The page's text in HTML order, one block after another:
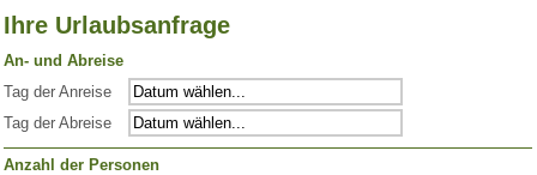
Ihre Urlaubsanfrage
An- und Abreise
Tag der Anreise
Tag der Abreise
Anzahl der Personen